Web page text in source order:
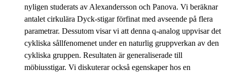
nyligen studerats av Alexandersson och Panova. Vi beräknar
antalet cirkulära Dyck-stigar förfinat med avseende på flera
parametrar. Dessutom visar vi att denna q-analog uppvisar det
cykliska sållfenomenet under en naturlig gruppverkan av den
cykliska gruppen. Resultaten är generaliserade till
möbiusstigar. Vi diskuterar också egenskaper hos en